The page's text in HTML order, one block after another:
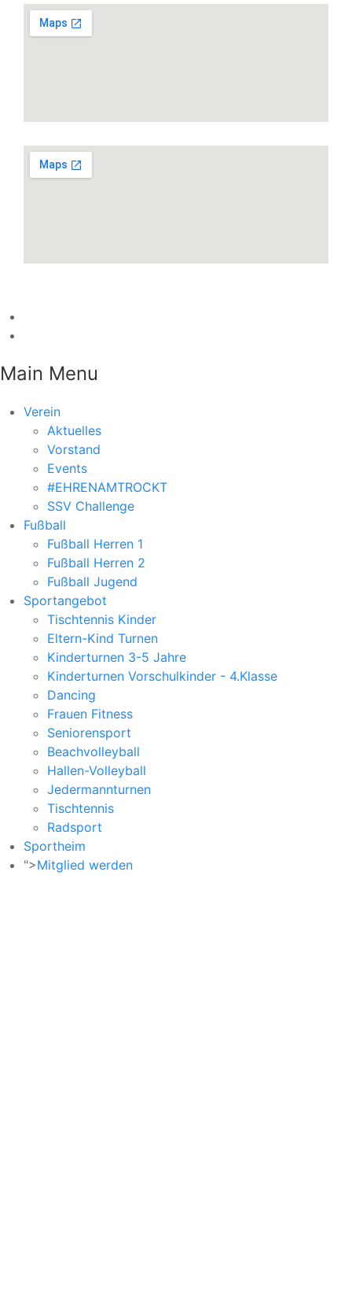
Main Menu
Verein
Aktuelles
Vorstand
Events
#EHRENAMTROCKT
SSV Challenge
Fußball
Fußball Herren 1
Fußball Herren 2
Fußball Jugend
Sportangebot
Tischtennis Kinder
Eltern-Kind Turnen
Kinderturnen 3-5 Jahre
Kinderturnen Vorschulkinder - 4.Klasse
Dancing
Frauen Fitness
Seniorensport
Beachvolleyball
Hallen-Volleyball
Jedermannturnen
Tischtennis
Radsport
Sportheim
">Mitglied werden